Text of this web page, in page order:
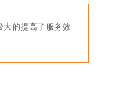
大的提高了服务效